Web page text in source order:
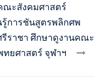
ณะสังคมศาสตร์
รู้การชันสูตรพลิกศพ
ราชา ศึกษาดูงานคณะ
ทยศาสตร์ จุฬาฯ